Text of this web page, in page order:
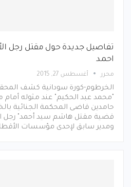
تفاصيل جديدة حول مقتل رجل
احمد
محرر أغسطس 27, 2015
الخرطوم-كورة سودانية كشف
"محمد عبد الحكيم" عند مثوله أمام
حامدين قاضى المحكمة الجنائية
قضية مقتل هاشم سيد أحمد" رجل
ومدير سابق لإحدى مؤسسات